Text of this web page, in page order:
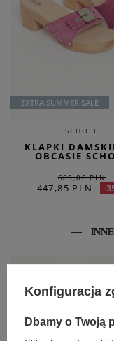
EXTRA SUMMER SALE
SCHOLL
KLAPKI
OBCASIE
689,00 PLN
447,85 PLN -
Konfiguracja
Dbamy o Twoją